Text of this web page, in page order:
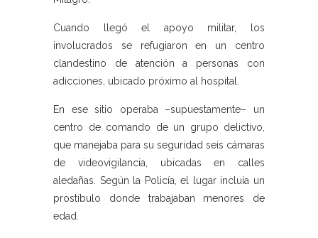
Cuando llegó el apoyo militar, los
involucrados se refugiaron en un centro
clandestino de atención a personas con
adicciones, ubicado próximo al hospital.
En ese sitio operaba –supuestamente– un
centro de comando de un grupo delictivo,
que manejaba para su seguridad seis cámaras
de videovigilancia, ubicadas en calles
aledañas. Según la Policía, el lugar incluía un
prostíbulo donde trabajaban menores de
edad.